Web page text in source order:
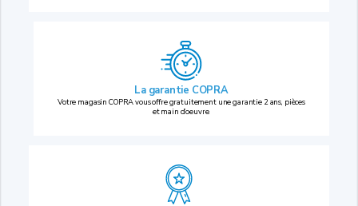
La garantie COPRA
Votre magasin COPRA vous offre gratuitement une garantie 2 ans, pièces
et main d’oeuvre.